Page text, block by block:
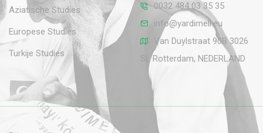
Aziatische Studies
Europese Studies
Turkije Studies
0032 484 03 35 35
info@yardimeli.eu
Van Duylstraat 90B 3026
SL Rotterdam, NEDERLAND